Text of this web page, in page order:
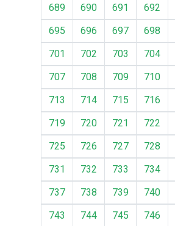
689
690 691 692
695
696 697 698
701
702 703 704
707
708 709 710
713
714 715 716
719
720 721 722
725
726 727 728
731
732 733 734
737
738 739 740
743
744 745 746